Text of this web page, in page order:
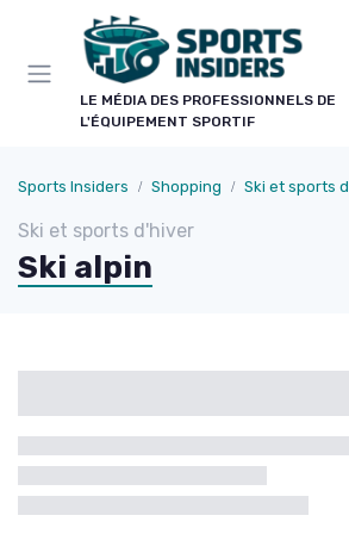
LE MÉDIA DES PROFESSIONNELS DE
L'ÉQUIPEMENT SPORTIF
Sports Insiders Shopping Ski et sports
Ski et sports d'hiver
Ski alpin
Panneau de gestion des cookies